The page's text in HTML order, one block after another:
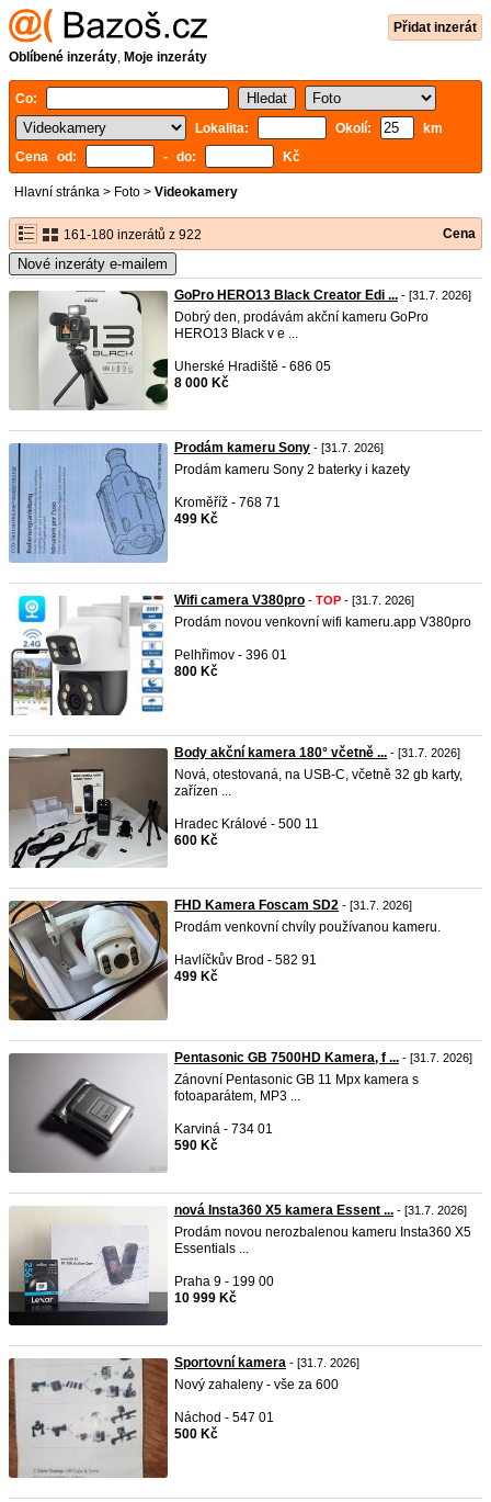
Přidat inzerát
Oblíbené inzeráty, Moje inzeráty
Co:
Lokalita:
Okolí:
km
Cena od:
- do: Kč
Hlavní stránka > Foto > Videokamery
161-180 inzerátů z 922 Cena
Nové inzeráty e-mailem
GoPro HERO13 Black Creator Edi ... - [31.7. 2026]
Dobrý den, prodávám akční kameru GoPro
HERO13 Black v e ...
Uherské Hradiště - 686 05
8 000 Kč
Prodám kameru Sony - [31.7. 2026]
Prodám kameru Sony 2 baterky i kazety
Kroměříž - 768 71
499 Kč
Wifi camera V380pro - TOP - [31.7. 2026]
Prodám novou venkovní wifi kameru.app V380pro
Pelhřimov - 396 01
800 Kč
Body akční kamera 180° včetně ... - [31.7. 2026]
Nová, otestovaná, na USB-C, včetně 32 gb karty,
zařízen ...
Hradec Králové - 500 11
600 Kč
FHD Kamera Foscam SD2 - [31.7. 2026]
Prodám venkovní chvíly používanou kameru.
Havlíčkův Brod - 582 91
499 Kč
Pentasonic GB 7500HD Kamera, f ... - [31.7. 2026]
Zánovní Pentasonic GB 11 Mpx kamera s
fotoaparátem, MP3 ...
Karviná - 734 01
590 Kč
nová Insta360 X5 kamera Essent ... - [31.7. 2026]
Prodám novou nerozbalenou kameru Insta360 X5
Essentials ...
Praha 9 - 199 00
10 999 Kč
Sportovní kamera - [31.7. 2026]
Nový zahaleny - vše za 600
Náchod - 547 01
500 Kč